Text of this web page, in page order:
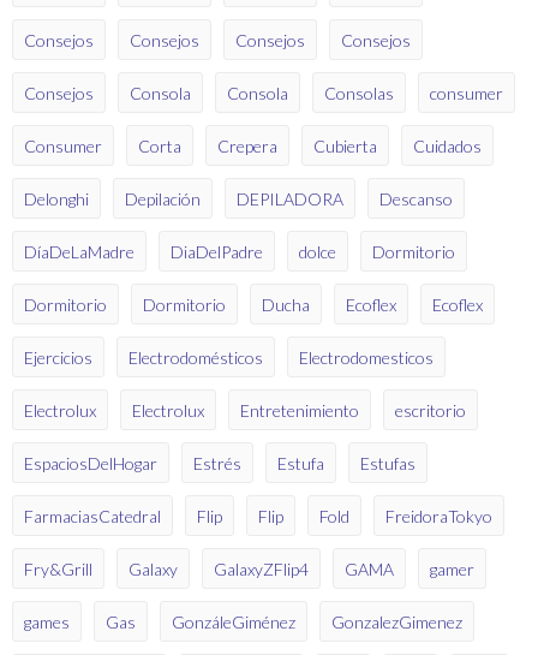
Consejos Consejos Consejos Consejos
Consejos Consola Consola Consolas consumer
Consumer Corta Crepera Cubierta Cuidados
Delonghi Depilación DEPILADORA Descanso
DíaDeLaMadre DiaDelPadre dolce Dormitorio
Dormitorio Dormitorio Ducha Ecoflex Ecoflex
Ejercicios Electrodomésticos Electrodomesticos
Electrolux Electrolux Entretenimiento escritorio
EspaciosDelHogar Estrés Estufa Estufas
FarmaciasCatedral Flip Flip Fold FreidoraTokyo
Fry&Grill Galaxy GalaxyZFlip4 GAMA gamer
games Gas GonzáleGiménez GonzalezGimenez